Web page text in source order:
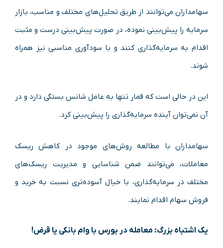
سهامداران می‌توانند از طریق تحلیل‌های مختلف و مناسب، بازار
سرمایه‌ را پیش‌بینی نموده، در صورت پیش‌بینی درست و مثبت
اقدام به سرمایه‌گذاری کنند و با سودآوری مناسبی نیز همراه
شوند.
این در حالی است که قمار تنها به عامل شانس بستگی دارد و در
آن نمی‌توان آینده سرمایه‌گذاری را پیش‌بینی کرد.
سهامداران با مطالعه روش‌های موجود در کاهش ریسک
معاملات، می‌توانند ضمن شناسایی و مدیریت ریسک‌های
مختلف در سرمایه‌گذاری، با خیال آسوده‌تری نسبت به خرید و
فروش سهام اقدام نمایند.
یک اشتباه بزرگ: معامله در بورس با وام بانکی یا قرض!